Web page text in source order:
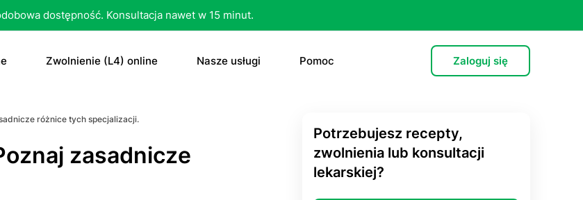
dostępność. Konsultacja nawet w 15 minut.
po”
Zwolnienie (L4) online Nasze usługi
Konsultacja lekarska
Pomoc Zaloguj się
różnice tych specjalizacji.
zasadnicze
Potrzebujesz recepty,
zwolnienia lub konsultacji
lekarskiej?